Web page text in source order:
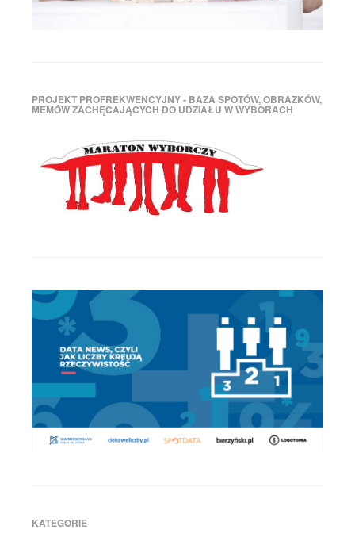
PROJEKT PROFREKWENCYJNY - BAZA SPOTÓW, OBRAZKÓW,
MEMÓW ZACHĘCAJĄCYCH DO UDZIAŁU W WYBORACH
KATEGORIE